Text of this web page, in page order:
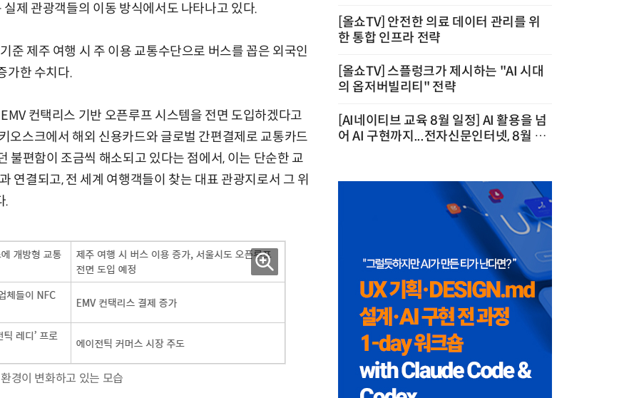
제 관광객들의 이동 방식에서도 나타나고 있다.
준 제주 여행 시 주 이용 교통수단으로 버스를 꼽은 외국인
가한 수치다.
컨택리스 기반 오픈루프 시스템을 전면 도입하겠다고
스크에서 해외 신용카드와 글로벌 간편결제로 교통카드
불편함이 조금씩 해소되고 있다는 점에서, 이는 단순한 교
연결되고, 전 세계 여행객들이 찾는 대표 관광지로서 그 위
.
경이 변화하고 있는 모습
[올쇼TV] 안전한 의료 데이터 관리를 위
한 통합 인프라 전략
[올쇼TV] 스플렁크가 제시하는 "AI 시대
의 옵저버빌리티" 전략
[AI네이티브 교육 8월 일정] AI 활용을 넘
어 AI 구현까지...전자신문인터넷, 8월 실